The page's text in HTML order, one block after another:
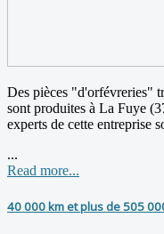
Des pièces "d'orfévreries"
sont produites à La Fuye
experts de cette entreprise
...
Read more...
40 000 km et plus de 505